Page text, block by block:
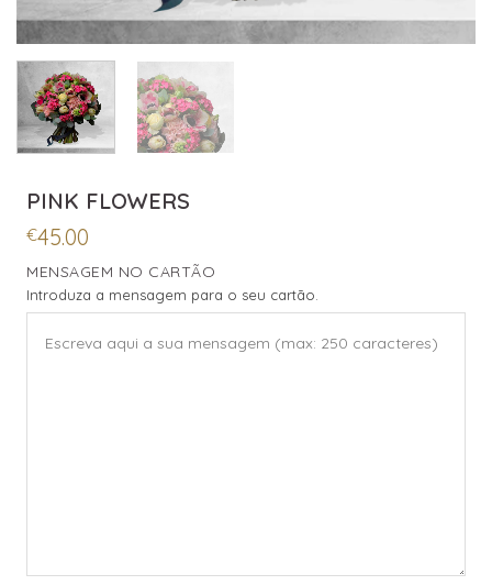
PINK FLOWERS
€45.00
MENSAGEM NO CARTÃO
Introduza a mensagem para o seu cartão.